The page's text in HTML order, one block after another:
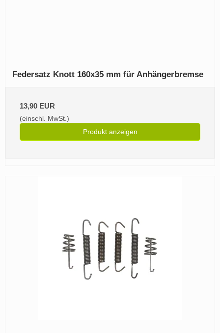
Federsatz Knott 160x35 mm für Anhängerbremse
13,90 EUR
(einschl. MwSt.)
Produkt anzeigen